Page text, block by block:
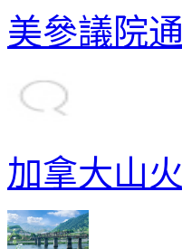
美參議院
加拿大山